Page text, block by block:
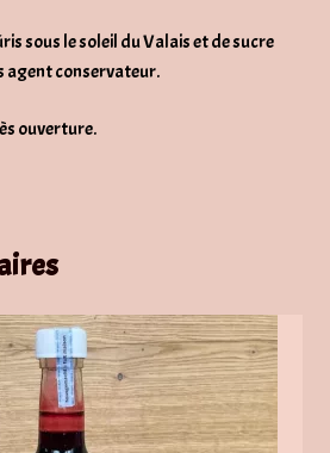
sous le soleil du Valais et de sucre
agent conservateur.
ouverture.